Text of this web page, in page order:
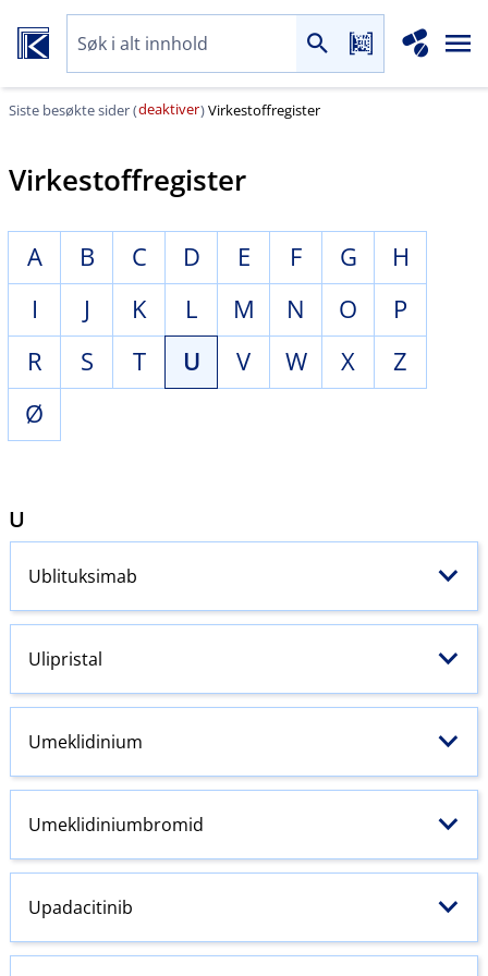
Siste besøkte sider (deaktiver)Virkestoffregister
Virkestoffregister
A B C D E F G
H
I
J K L M N O
P
R
S T U V W X
Z
Ø
U
Ublituksimab
Ulipristal
Umeklidinium
Umeklidiniumbromid
Upadacitinib